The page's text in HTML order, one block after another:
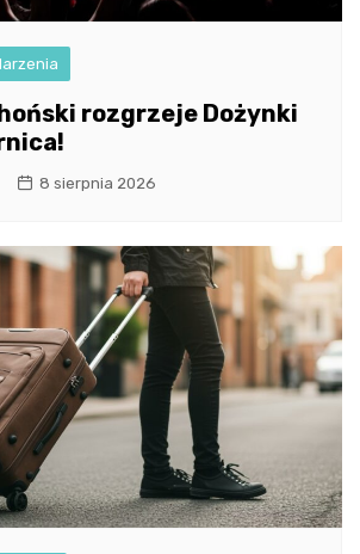
rozgrzeje Dożynki
8 sierpnia 2026